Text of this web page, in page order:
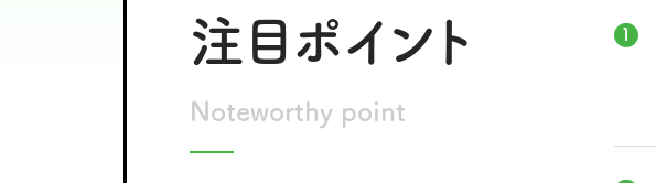
注目ポイント
Noteworthy point